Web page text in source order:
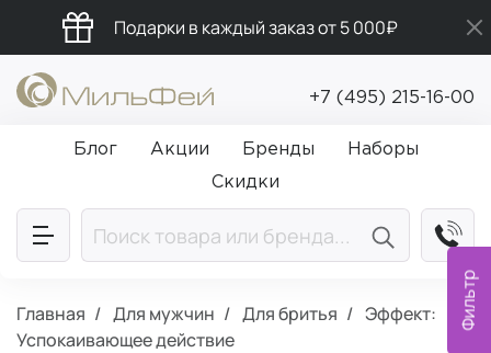
Фильтр
Подарки в каждый заказ от 5 000₽
Бесплатная доставка от 5 000₽
Промокод ПРИВЕТ
+7 (495) 215-16-00
Блог Акции Бренды
Наборы
Скидки
Главная Для мужчин Для бритья
Эффект:
Успокаивающее действие